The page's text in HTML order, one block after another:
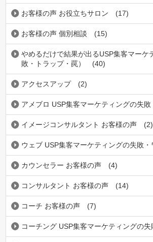
お客様の声 お役立ちサロン (17)
お客様の声 個別相談 (15)
やめるだけで結果が出るUSP集客マーケ
敗・トラップ・罠）
(40)
アクセスアップ (2)
アメブロ USP集客マーケティングの失
イメージコンサルタント お客様の声 (2)
ウェブ USP集客マーケティングの失敗・
カウンセラー お客様の声 (4)
コンサルタント お客様の声 (14)
コーチ お客様の声 (7)
コーチング USP集客マーケティングの